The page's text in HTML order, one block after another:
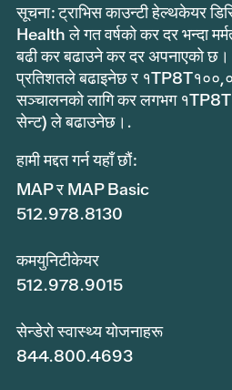
सूचना: ट्राभिस काउन्टी हेल्थकेयर
Health ले गत वर्षको कर दर भन्दा
बढी कर बढाउने कर दर अपनाएको छ।
प्रतिशतले बढाइनेछ र
सञ्चालनको लागि कर लगभग
सेन्ट) ले बढाउनेछ।.
हामी मद्दत गर्न यहाँ छौं:
MAP र MAP Basic
512.978.8130
कमयुनिटीकेयर
512.978.9015
सेन्डेरो स्वास्थ्य योजनाहरू
844.800.4693